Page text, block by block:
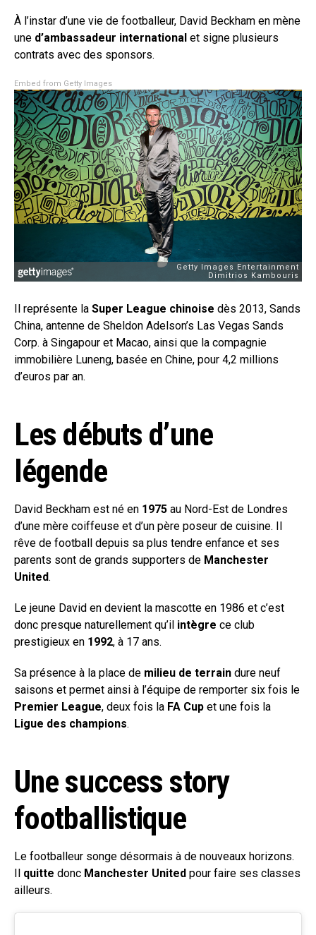
À l’instar d’une vie de footballeur, David Beckham en mène
une d’ambassadeur international et signe plusieurs
contrats avec des sponsors.
Embed from Getty Images
Il représente la Super League chinoise dès 2013, Sands
China, antenne de Sheldon Adelson’s Las Vegas Sands
Corp. à Singapour et Macao, ainsi que la compagnie
immobilière Luneng, basée en Chine, pour 4,2 millions
d’euros par an.
Les débuts d’une
légende
David Beckham est né en 1975 au Nord-Est de Londres
d’une mère coiffeuse et d’un père poseur de cuisine. Il
rêve de football depuis sa plus tendre enfance et ses
parents sont de grands supporters de Manchester
United.
Le jeune David en devient la mascotte en 1986 et c’est
donc presque naturellement qu’il intègre ce club
prestigieux en 1992, à 17 ans.
Sa présence à la place de milieu de terrain dure neuf
saisons et permet ainsi à l’équipe de remporter six fois le
Premier League, deux fois la FA Cup et une fois la
Ligue des champions.
Une success story
footballistique
Le footballeur songe désormais à de nouveaux horizons.
Il quitte donc Manchester United pour faire ses classes
ailleurs.